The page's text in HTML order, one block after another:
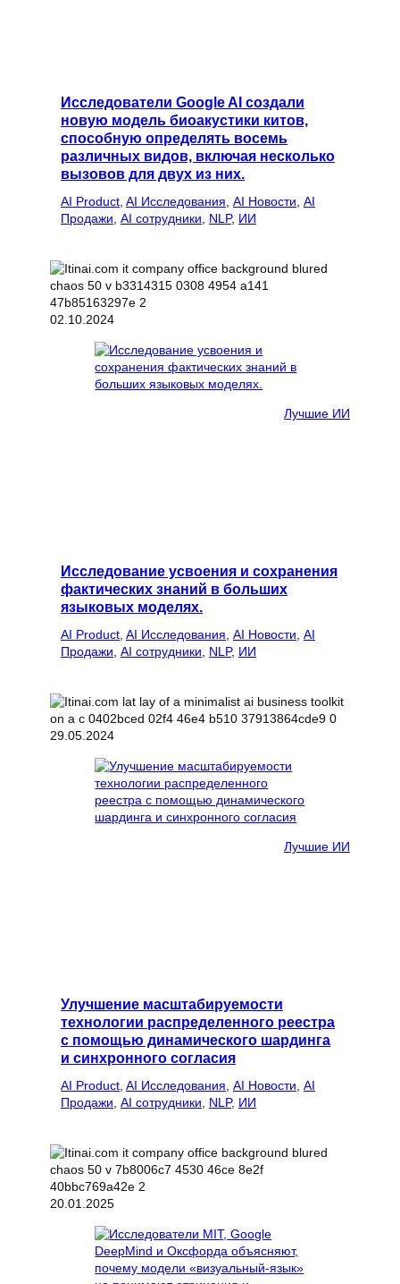
Исследователи Google AI создали
новую модель биоакустики китов,
способную определять восемь
различных видов, включая несколько
вызовов для двух из них.
AI Product, AI Исследования, AI Новости, AI
Продажи, AI сотрудники, NLP, ИИ
02.10.2024
Лучшие ИИ
Исследование усвоения и сохранения
фактических знаний в больших
языковых моделях.
AI Product, AI Исследования, AI Новости, AI
Продажи, AI сотрудники, NLP, ИИ
29.05.2024
Лучшие ИИ
Улучшение масштабируемости
технологии распределенного реестра
с помощью динамического шардинга
и синхронного согласия
AI Product, AI Исследования, AI Новости, AI
Продажи, AI сотрудники, NLP, ИИ
20.01.2025